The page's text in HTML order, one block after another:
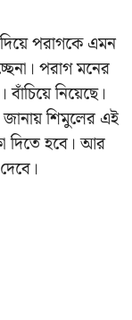
পরাগকে এমন
পরাগ মনের
নিয়েছে।
জানায় শিমুলের এই
দিতে হবে। আর